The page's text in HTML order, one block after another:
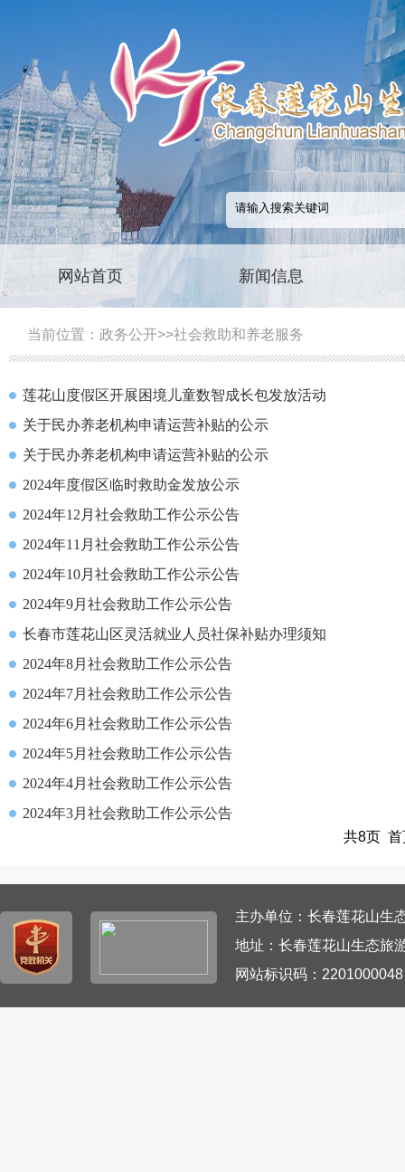
网站首页 新闻信息
当前位置： 政务公开>>社会救助和养老服务
莲花山度假区开展困境儿童数智成长包发放活动
关于民办养老机构申请运营补贴的公示
关于民办养老机构申请运营补贴的公示
2024年度假区临时救助金发放公示
2024年12月社会救助工作公示公告
2024年11月社会救助工作公示公告
2024年10月社会救助工作公示公告
2024年9月社会救助工作公示公告
长春市莲花山区灵活就业人员社保补贴办理须知
2024年8月社会救助工作公示公告
2024年7月社会救助工作公示公告
2024年6月社会救助工作公示公告
2024年5月社会救助工作公示公告
2024年4月社会救助工作公示公告
2024年3月社会救助工作公示公告
共8页
主办单位：长春莲花山生
地址：长春莲花山生态旅
网站标识码：